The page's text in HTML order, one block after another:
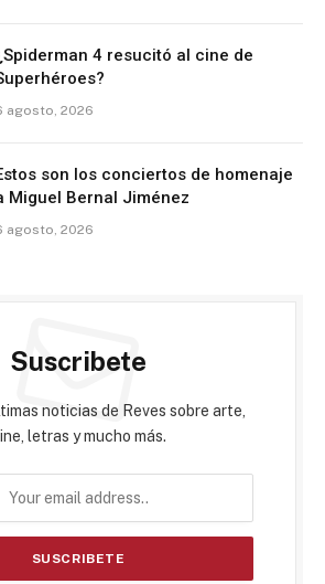
4 resucitó al cine de
agosto, 2026
son los conciertos de homenaje
Miguel Bernal Jiménez
agosto, 2026
Suscribete
noticias de Reves sobre arte,
letras y mucho más.